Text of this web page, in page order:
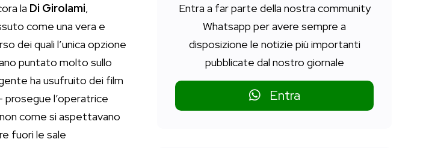
la Di Girolami,
come una vera e
dei quali l’unica opzione
puntato molto sullo
ha usufruito dei film
prosegue l’operatrice
come si aspettavano
fuori le sale
Entra a far parte della nostra community
Whatsapp per avere sempre a
disposizione le notizie più importanti
pubblicate dal nostro giornale
Entra